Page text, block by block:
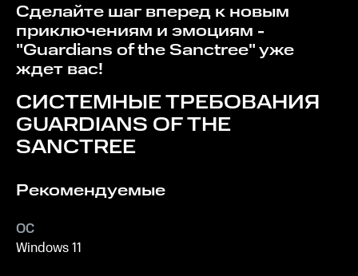
Сделайте шаг вперед к новым
приключениям и эмоциям -
"Guardians of the Sanctree" уже
ждет вас!
СИСТЕМНЫЕ ТРЕБОВАНИЯ
GUARDIANS OF THE
SANCTREE
Рекомендуемые
ОС
Windows 11